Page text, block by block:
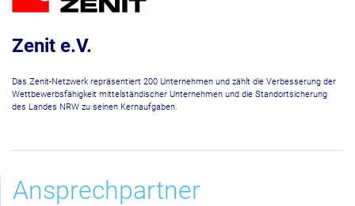
Zenit e.V.
Das Zenit-Netzwerk repräsentiert 200 Unternehmen und zählt die Verbesserung der
Wettbewerbsfähigkeit mittelständischer Unternehmen und die Standortsicherung
des Landes NRW zu seinen Kernaufgaben.
Ansprechpartner